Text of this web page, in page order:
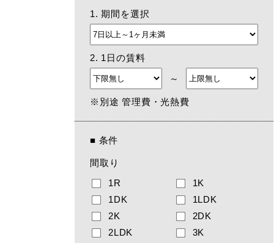
1. 期間を選択
2. 1日の賃料
～
※別途 管理費・光熱費
■ 条件
間取り
1R
1K
1DK
1LDK
2K
2DK
2LDK
3K